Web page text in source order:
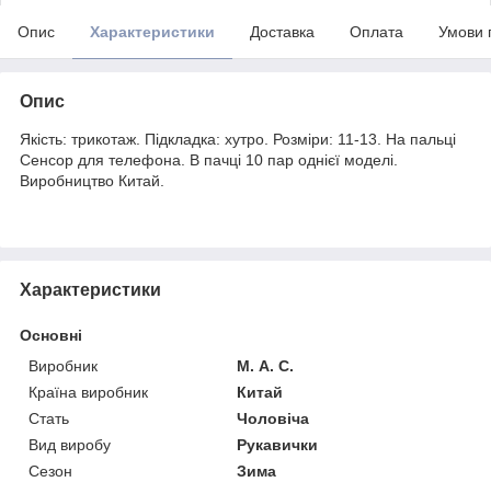
Опис Характеристики Доставка Оплата Умови
Опис
Якість: трикотаж. Підкладка: хутро. Розміри: 11-13. На пальці
Сенсор для телефона. В пачці 10 пар однієї моделі.
Виробництво Китай.
Характеристики
Основні
Виробник
М. А. С.
Країна виробник
Китай
Стать
Чоловіча
Вид виробу
Рукавички
Сезон
Зима